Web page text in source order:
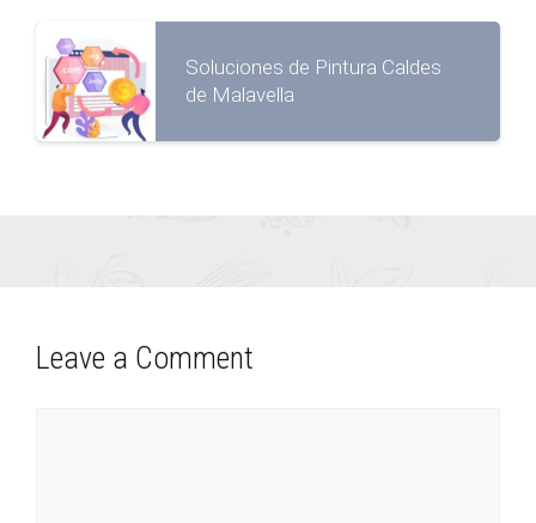
Soluciones de Pintura Caldes
de Malavella
Leave a Comment